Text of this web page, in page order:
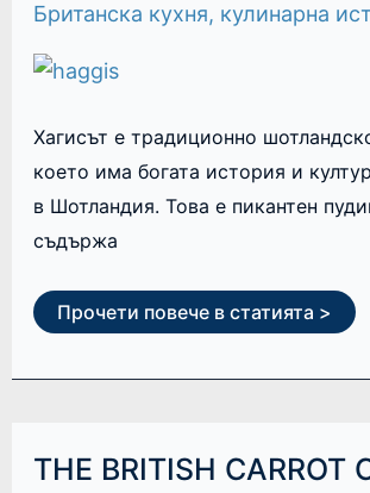
Британска кухня, кулинарна
Хагисът е традиционно
което има богата история и
в Шотландия. Това е пикантен
съдържа
Прочети повече в статията >
THE BRITISH CARROT
THE
BRITISH